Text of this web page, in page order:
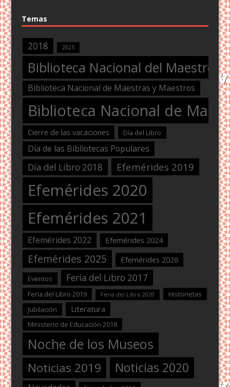
Temas
2018 2025
Biblioteca Nacional del Maestro
Biblioteca Nacional de Maestras y Maestros
Biblioteca Nacional de
Cierre de las vacaciones Dìa del Libro
Día de las Bibliotecas Populares
Día del Libro 2018 Efemérides 2019
Efemérides 2020
Efemérides 2021
Efemérides 2022 Efemérides 2024
Efemérides 2025 Efemérides 2026
Eventos Feria del Libro 2017
Feria del Libro 2019 Feria del Libro 2020
Historietas
Jubilación
Literatura
Ministerio de Educación 2018
Noche de los Museos
Noticias 2019 Noticias 2020